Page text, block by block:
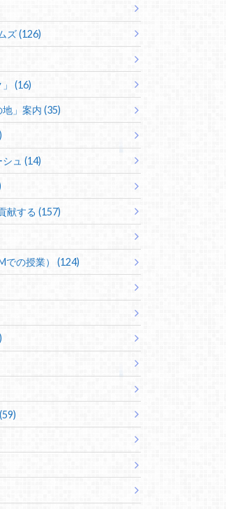
ズ (126)
(16)
地」案内 (35)
ュ (14)
献する (157)
での授業） (124)